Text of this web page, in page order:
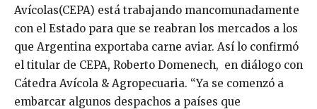
Avícolas(CEPA) está trabajando mancomunadamente
con el Estado para que se reabran los mercados a los
que Argentina exportaba carne aviar. Así lo confirmó
el titular de CEPA, Roberto Domenech, en diálogo con
Cátedra Avícola & Agropecuaria. “Ya se comenzó a
embarcar algunos despachos a países que